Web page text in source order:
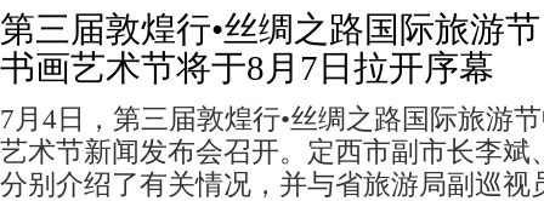
第三届敦煌行•丝绸之路国际旅游
书画艺术节将于8月7日拉开序幕
7月4日，第三届敦煌行•丝绸之路国际旅游
艺术节新闻发布会召开。定西市副市长李斌
分别介绍了有关情况，并与省旅游局副巡视